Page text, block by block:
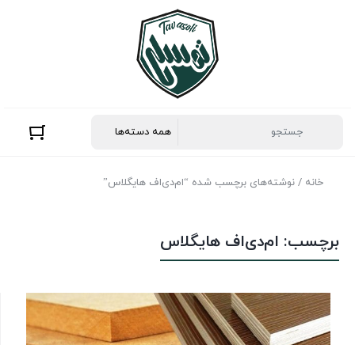
خانه / نوشته‌های برچسب شده “ام‌دی‌اف هایگلاس”
برچسب: ام‌دی‌اف هایگلاس